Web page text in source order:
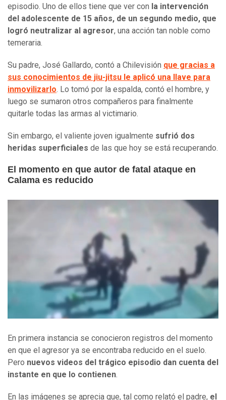
episodio. Uno de ellos tiene que ver con la intervención
del adolescente de 15 años, de un segundo medio, que
logró neutralizar al agresor, una acción tan noble como
temeraria.
Su padre, José Gallardo, contó a Chilevisión que gracias a
sus conocimientos de jiu-jitsu le aplicó una llave para
inmovilizarlo. Lo tomó por la espalda, contó el hombre, y
luego se sumaron otros compañeros para finalmente
quitarle todas las armas al victimario.
Sin embargo, el valiente joven igualmente sufrió dos
heridas superficiales de las que hoy se está recuperando.
El momento en que autor de fatal ataque en
Calama es reducido
En primera instancia se conocieron registros del momento
en que el agresor ya se encontraba reducido en el suelo.
Pero nuevos videos del trágico episodio dan cuenta del
instante en que lo contienen.
En las imágenes se aprecia que, tal como relató el padre, el